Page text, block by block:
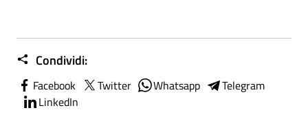
Condividi:
Facebook Twitter Whatsapp
Telegram
LinkedIn